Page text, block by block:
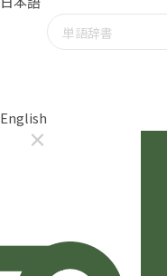
English
×